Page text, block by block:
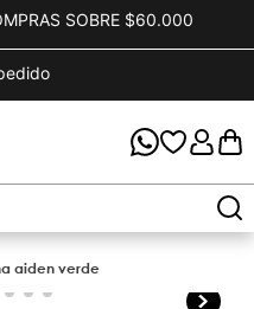
SOBRE $60.000
aiden verde